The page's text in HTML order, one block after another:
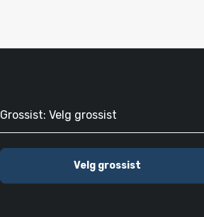
Grossist: Velg grossist
Velg grossist